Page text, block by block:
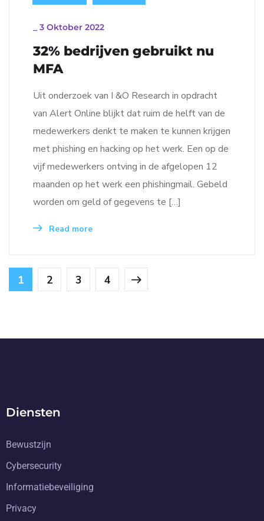
3 Oktober 2022
32% bedrijven gebruikt nu
MFA
Uit onderzoek van I &O Research in opdracht
van Alert Online blijkt dat ruim de helft van de
medewerkers denkt te maken te kunnen krijgen
met phishing en hacking op het werk. Een op de
vijf medewerkers ontving in de afgelopen 12
maanden op het werk een phishingmail. Gebeld
worden om geld of gegevens te […]
Read more
1 2 3 4
Diensten
Bewustzijn
Cybersecurity
Informatiebeveiliging
Privacy